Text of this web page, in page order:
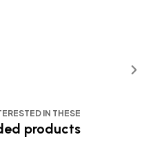
IN THESE
products